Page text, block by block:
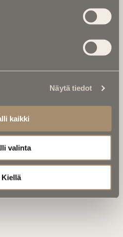
Näytä tiedot
kaikki
valinta
Kiellä
keskittynyt uusi ja
Julkaisemme uusimmat